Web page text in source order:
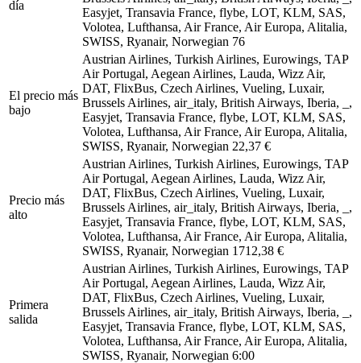
día
Easyjet, Transavia France, flybe, LOT, KLM, SAS,
Volotea, Lufthansa, Air France, Air Europa, Alitalia,
SWISS, Ryanair, Norwegian 76
El precio más
bajo
Austrian Airlines, Turkish Airlines, Eurowings, TAP
Air Portugal, Aegean Airlines, Lauda, Wizz Air,
DAT, FlixBus, Czech Airlines, Vueling, Luxair,
Brussels Airlines, air_italy, British Airways, Iberia, _,
Easyjet, Transavia France, flybe, LOT, KLM, SAS,
Volotea, Lufthansa, Air France, Air Europa, Alitalia,
SWISS, Ryanair, Norwegian 22,37 €
Precio más
alto
Austrian Airlines, Turkish Airlines, Eurowings, TAP
Air Portugal, Aegean Airlines, Lauda, Wizz Air,
DAT, FlixBus, Czech Airlines, Vueling, Luxair,
Brussels Airlines, air_italy, British Airways, Iberia, _,
Easyjet, Transavia France, flybe, LOT, KLM, SAS,
Volotea, Lufthansa, Air France, Air Europa, Alitalia,
SWISS, Ryanair, Norwegian 1712,38 €
Primera
salida
Austrian Airlines, Turkish Airlines, Eurowings, TAP
Air Portugal, Aegean Airlines, Lauda, Wizz Air,
DAT, FlixBus, Czech Airlines, Vueling, Luxair,
Brussels Airlines, air_italy, British Airways, Iberia, _,
Easyjet, Transavia France, flybe, LOT, KLM, SAS,
Volotea, Lufthansa, Air France, Air Europa, Alitalia,
SWISS, Ryanair, Norwegian 6:00